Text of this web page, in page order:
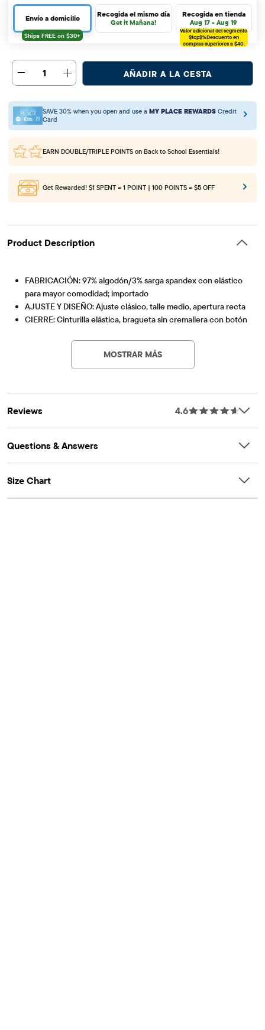
Envío a domicilio Recogida el mismo día
Get it Mañana!
Recogida en tienda
Aug 17 - Aug 19
Valor adicional del segmento
$tcp$%Descuento en
compras superiores a $40.
1 AÑADIR A LA CESTA
SAVE 30% when you open and use a MY PLACE REWARDS Credit
Card
EARN DOUBLE/TRIPLE POINTS on Back to School Essentials!
Get Rewarded! $1 SPENT = 1 POINT | 100 POINTS = $5 OFF
Product Description
FABRICACIÓN: 97% algodón/3% sarga spandex con elástico
para mayor comodidad; importado
AJUSTE Y DISEÑO: Ajuste clásico, talle medio, apertura recta
CIERRE: Cinturilla elástica, bragueta sin cremallera con botón
CARACTERÍSTICAS: Pliegues frontales, bolsillos laterales
inclinados y ribeteados en la espalda, trabillas para cinturón,
acabado de tela para mayor suavidad y reducir el
MOSTRAR MÁS
Reviews 4.6
Questions & Answers
Size Chart